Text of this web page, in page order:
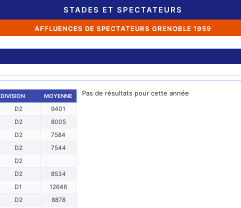
STADES ET SPECTATEURS
AFFLUENCES DE SPECTATEURS GRENOBLE 1959
DIVISION MOYENNE
D2
9401
D2
8005
D2
7584
D2
7544
D2
D2
8534
D1
12646
D2
8878
Pas de résultats pour cette année